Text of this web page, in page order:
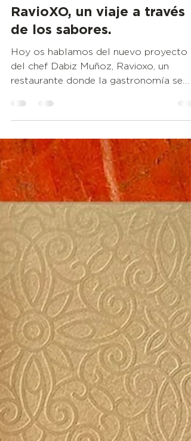
Mr. Wikichoco
16 feb 2023
1 min de lectura
de los sabores.
Hoy os hablamos del nuevo proyecto
restaurante donde la gastronomía se
centra en imitar y recrear...